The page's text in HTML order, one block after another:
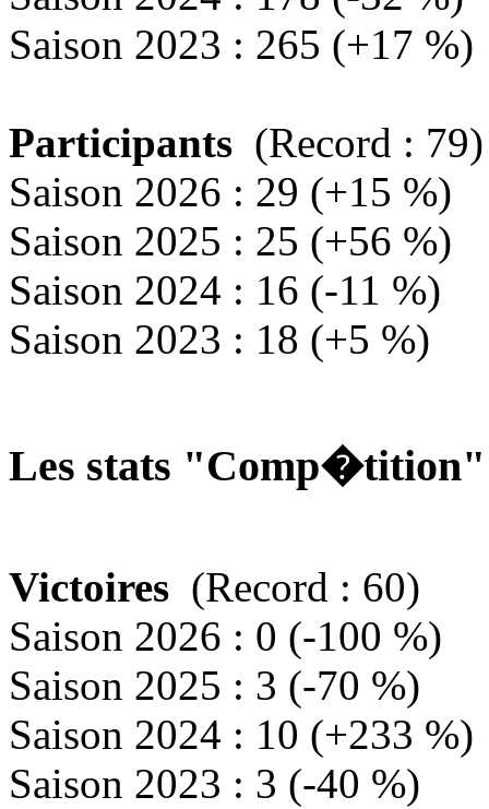
Saison 2023 : 265 (+17 %)
Participants (Record : 79)
Saison 2026 : 29 (+15 %)
Saison 2025 : 25 (+56 %)
Saison 2024 : 16 (-11 %)
Saison 2023 : 18 (+5 %)
Les stats
Victoires (Record : 60)
Saison 2026 : 0 (-100 %)
Saison 2025 : 3 (-70 %)
Saison 2024 : 10 (+233 %)
Saison 2023 : 3 (-40 %)